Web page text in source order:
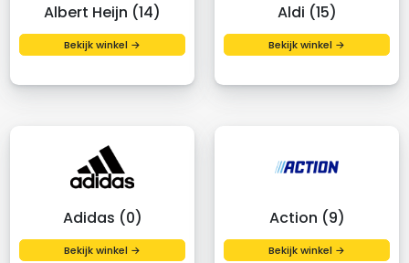
Albert Heijn (14)
Bekijk winkel →
Aldi (15)
Bekijk winkel →
Adidas (0)
Bekijk winkel →
Action (9)
Bekijk winkel →